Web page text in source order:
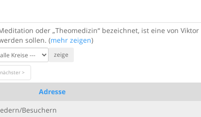
oder „Theomedizin“ bezeichnet, ist eine von
sollen. (mehr zeigen)
zeige
nächster >
Adresse
Besuchern